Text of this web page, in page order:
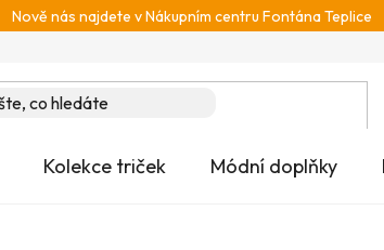
Nově nás najdete v Nákupním centru Fontána Teplice
Kolekce triček Módní doplňky